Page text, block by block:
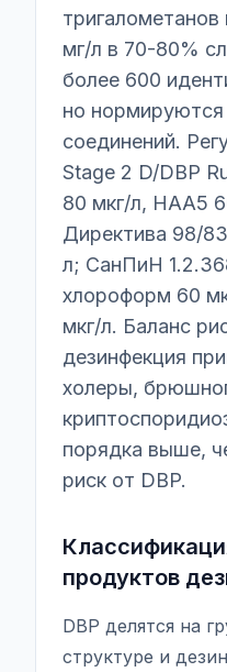
мг/л в 70-80%
более 600
но
соединений.
Stage 2 D/DBP
80 мкг/л, HAA5
Директива 98/
л; СанПиН
хлороформ 60
мкг/л. Баланс
дезинфекция
холеры,
порядка выше,
риск от DBP.
продуктов
DBP делятся на
структуре и